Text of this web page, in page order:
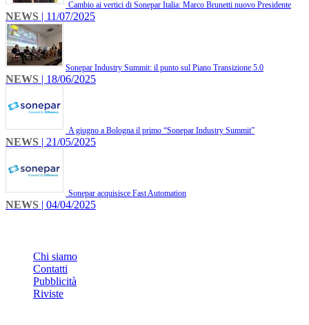
Cambio ai vertici di Sonepar Italia: Marco Brunetti nuovo Presidente
NEWS | 11/07/2025
​Sonepar Industry Summit: il punto sul Piano Transizione 5.0
NEWS | 18/06/2025
A giugno a Bologna il primo “Sonepar Industry Summit”
NEWS | 21/05/2025
Sonepar acquisisce Fast Automation
NEWS | 04/04/2025
Chi siamo
Contatti
Pubblicità
Riviste